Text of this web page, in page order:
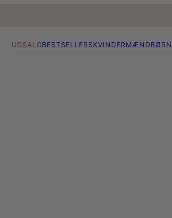
UDSALGBESTSELLERSKVINDERMÆNDBØRN